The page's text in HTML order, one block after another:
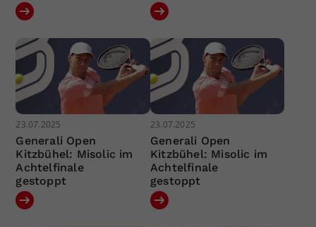
23.07.2025
Generali Open
Kitzbühel: Misolic im
Achtelfinale
gestoppt
23.07.2025
Generali Open
Kitzbühel: Misolic im
Achtelfinale
gestoppt